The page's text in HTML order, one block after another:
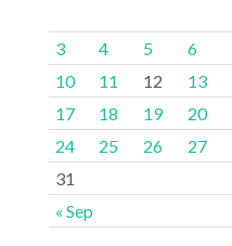
« Sep
3
4 5 6
10
11 12 13
17
18 19 20
24
25 26 27
31